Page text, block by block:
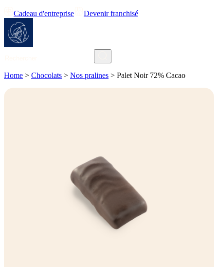
Cadeau d'entreprise Devenir franchisé
Home > Chocolats > Nos pralines > Palet Noir 72% Cacao